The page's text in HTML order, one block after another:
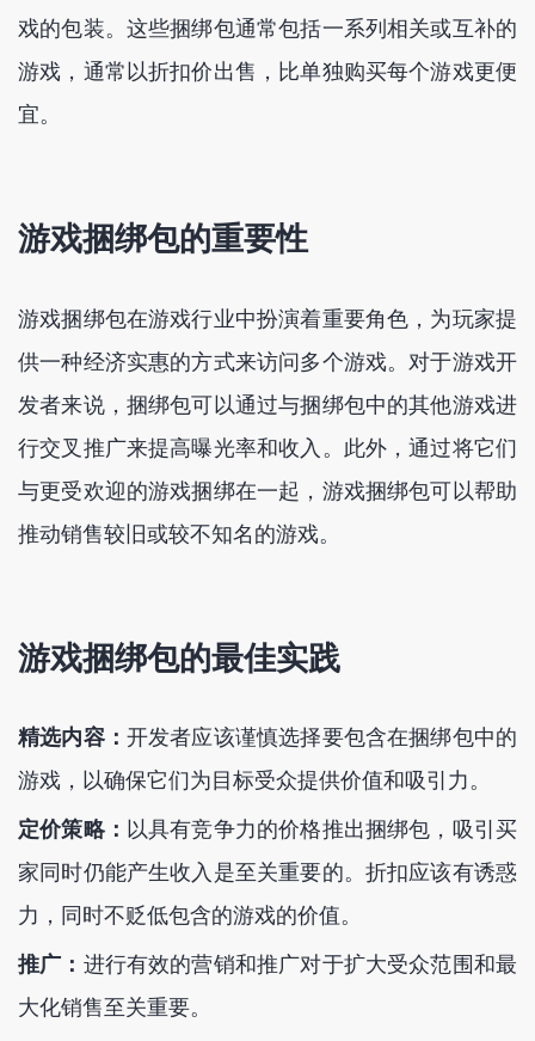
戏的包装。这些捆绑包通常包括一系列相关或互补的
游戏，通常以折扣价出售，比单独购买每个游戏更便
宜。
游戏捆绑包的重要性
游戏捆绑包在游戏行业中扮演着重要角色，为玩家提
供一种经济实惠的方式来访问多个游戏。对于游戏开
发者来说，捆绑包可以通过与捆绑包中的其他游戏进
行交叉推广来提高曝光率和收入。此外，通过将它们
与更受欢迎的游戏捆绑在一起，游戏捆绑包可以帮助
推动销售较旧或较不知名的游戏。
游戏捆绑包的最佳实践
精选内容： 开发者应该谨慎选择要包含在捆绑包中的
游戏，以确保它们为目标受众提供价值和吸引力。
定价策略： 以具有竞争力的价格推出捆绑包，吸引买
家同时仍能产生收入是至关重要的。折扣应该有诱惑
力，同时不贬低包含的游戏的价值。
推广： 进行有效的营销和推广对于扩大受众范围和最
大化销售至关重要。